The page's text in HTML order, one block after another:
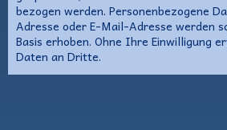
bezogen werden. Personenbezogene
Adresse oder E-Mail-Adresse werden
Basis erhoben. Ohne Ihre Einwilligung
Daten an Dritte.